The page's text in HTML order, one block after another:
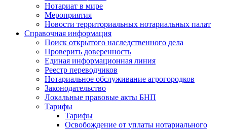
Нотариат в мире
Мероприятия
Новости территориальных нотариальных палат
Справочная информация
Поиск открытого наследственного дела
Проверить доверенность
Единая информационная линия
Реестр переводчиков
Нотариальное обслуживание агрогородков
Законодательство
Локальные правовые акты БНП
Тарифы
Тарифы
Освобождение от уплаты нотариального